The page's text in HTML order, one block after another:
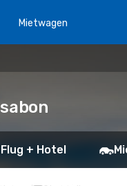
Mietwagen
Flug + Hotel